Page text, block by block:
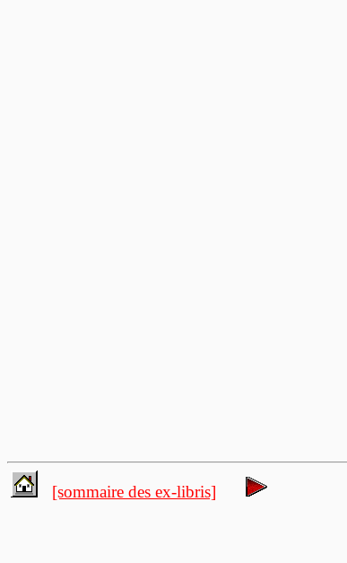
[sommaire des ex-libris]